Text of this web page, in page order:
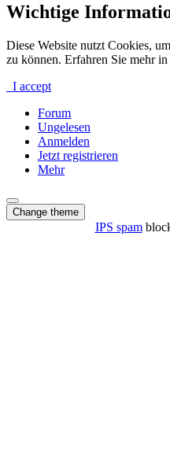
Wichtige
Diese Website nutzt Cookies,
zu können. Erfahren Sie mehr
I accept
Forum
Ungelesen
Anmelden
Jetzt registrieren
Mehr
Change theme
IPS spam